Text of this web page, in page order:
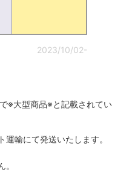
2023/10/02-
※大型商品※と記載されてい
輸にて発送いたします。